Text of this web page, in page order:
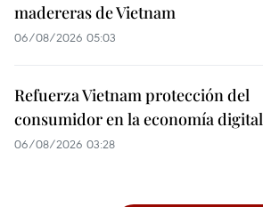
madereras de Vietnam
06/08/2026 05:03
Refuerza Vietnam protección del
consumidor en la economía digital
06/08/2026 03:28